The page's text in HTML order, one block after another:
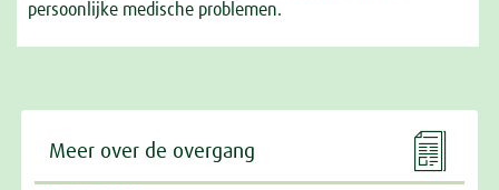
persoonlijke medische problemen.

Meer over de overgang